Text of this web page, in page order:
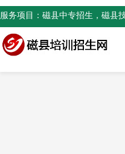
服务项目：磁县中专招生，磁县